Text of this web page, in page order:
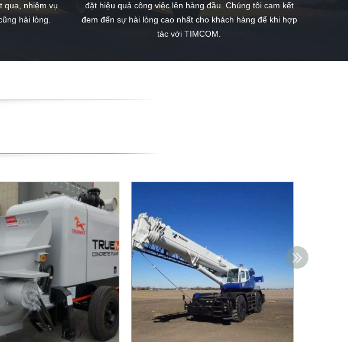
qua, nhiệm vụ
hài lòng.
đặt hiệu quả công việc lên hàng đầu. Chúng tôi cam kết
đem đến sự hài lòng cao nhất cho khách hàng để khi hợp
tác với TIMCOM.